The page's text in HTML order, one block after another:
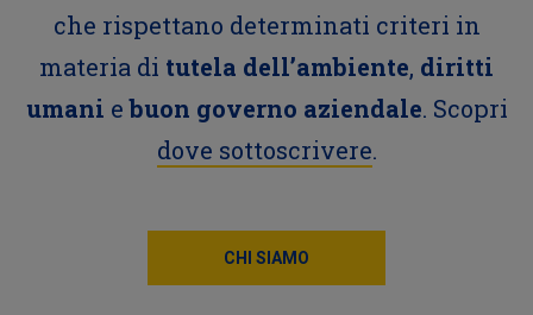
che rispettano determinati criteri in
materia di tutela dell’ambiente, diritti
umani ebuon governo aziendale. Scopri
dove sottoscrivere.
CHI SIAMO